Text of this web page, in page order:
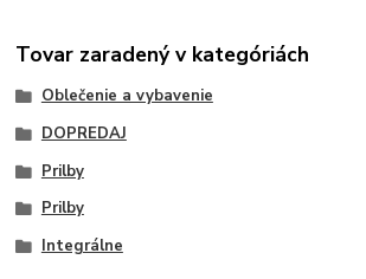
Tovar zaradený v kategóriách
Oblečenie a vybavenie
DOPREDAJ
Prilby
Prilby
Integrálne